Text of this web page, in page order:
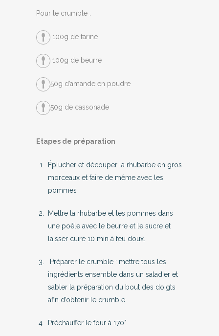
Pour le crumble :
100g de farine
100g de beurre
50g d’amande en poudre
50g de cassonade
Etapes de préparation
Éplucher et découper la rhubarbe en gros
morceaux et faire de même avec les
pommes
Mettre la rhubarbe et les pommes dans
une poêle avec le beurre et le sucre et
laisser cuire 10 min à feu doux.
Préparer le crumble : mettre tous les
ingrédients ensemble dans un saladier et
sabler la préparation du bout des doigts
afin d’obtenir le crumble.
Préchauffer le four à 170°.